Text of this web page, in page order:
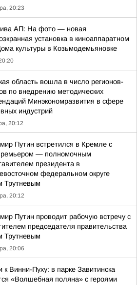
20:23
АП: На фото — новая
установка в киноаппаратном
культуры в Козьмодемьяновке
область вошла в число регионов-
по внедрению методических
Минэкономразвития в сфере
индустрий
20:12
Путин встретился в Кремле с
— полномочным
президента в
федеральном округе
Трутневым
20:12
Путин проводит рабочую встречу с
председателя правительства
Трутневым
20:06
к Винни-Пуху: в парке Завитинска
«Волшебная поляна» с героями